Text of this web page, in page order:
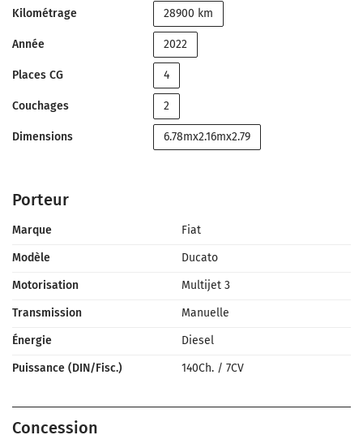
Kilométrage 28900 km
Année 2022
Places CG 4
Couchages 2
Dimensions 6.78mx2.16mx2.79
Porteur
Marque
Fiat
Modèle
Ducato
Motorisation
Multijet 3
Transmission
Manuelle
Énergie
Diesel
Puissance (DIN/Fisc.)
140Ch. / 7CV
Concession